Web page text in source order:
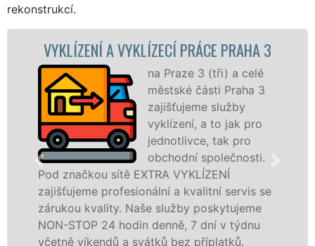
rekonstrukcí.
A VYKLÍZECÍ PRÁCE PRAHA 3
na Praze 3 (tři) a celé
městské části Praha 3
zajišťujeme služby
vyklízení, a to jak pro
jednotlivce, tak pro
obchodní společnosti.
sítě EXTRA VYKLÍZENÍ
profesionální a kvalitní servis se
kvality. Naše služby poskytujeme
24 hodin denně, 7 dní v týdnu
víkendů a svátků bez příplatků.
službu